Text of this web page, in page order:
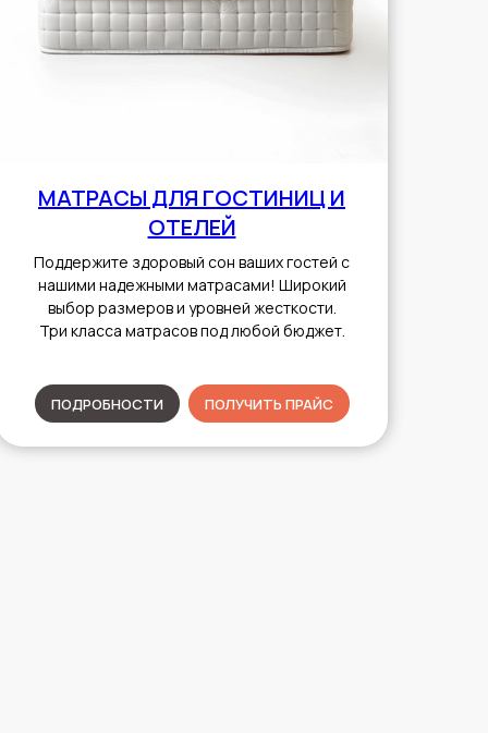
МАТРАСЫ ДЛЯ ГОСТИНИЦ И
ОТЕЛЕЙ
Поддержите здоровый сон ваших гостей с
нашими надежными матрасами! Широкий
выбор размеров и уровней жесткости.
Три класса матрасов под любой бюджет.
ПОДРОБНОСТИ ПОЛУЧИТЬ ПРАЙС